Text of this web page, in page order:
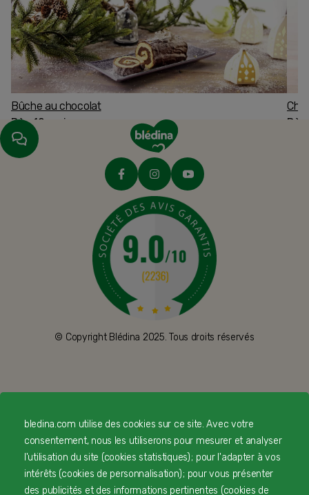
Bûche au chocolat
Dès 12 mois
© Copyright Blédina 2025. Tous droits réservés
CONTACTEZ-NOUS
LIVRAISON
PAIEMENT SÉCURISÉ
PROFESSIONNELS DE SANTÉ
bledina.com utilise des cookies sur ce site. Avec votre
consentement, nous les utiliserons pour mesurer et analyser
l'utilisation du site (cookies statistiques) ; pour l'adapter à vos
intérêts (cookies de personnalisation) ; pour vous présenter
des publicités et des informations pertinentes (cookies de